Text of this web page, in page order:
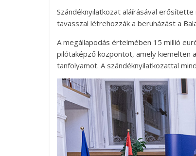
Szándéknyilatkozat aláírásával
tavasszal létrehozzák a beruházást a
A megállapodás értelmében 15 millió
pilótaképző központot, amely kiemelten
tanfolyamot. A szándéknyilatkozattal